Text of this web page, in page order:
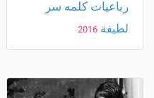
رباعيات كلمه سر
لطيفة 2016